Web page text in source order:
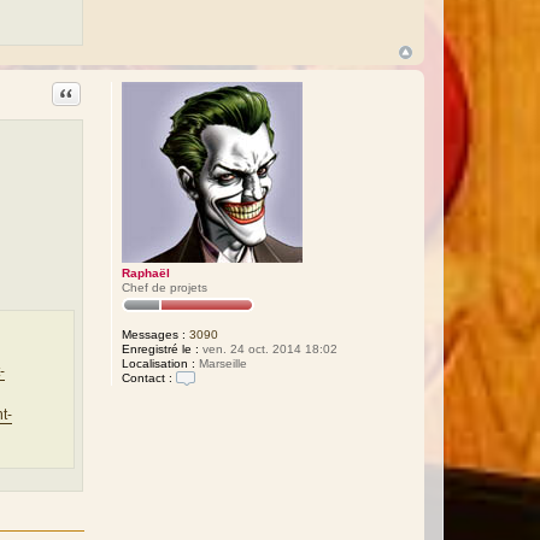
Raphaël
Chef de projets
Messages : 3090
Enregistré le : ven. 24 oct. 2014 18:02
Localisation : Marseille
Contact :
Citation